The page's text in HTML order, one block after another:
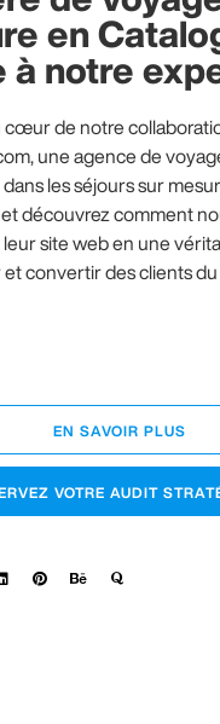
en
à notre
cœur de notre
une agence de
les séjours sur
découvrez comment
site web en une
et convertir des clients
EN SAVOIR PLUS
VOTRE AUDIT